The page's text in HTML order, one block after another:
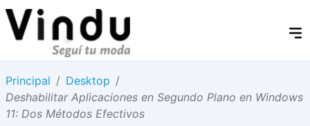
Principal / Desktop /
Deshabilitar Aplicaciones en Segundo Plano en Windows
11: Dos Métodos Efectivos